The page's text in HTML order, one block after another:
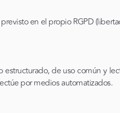
en el propio RGPD
de uso común y
por medios automatizados.